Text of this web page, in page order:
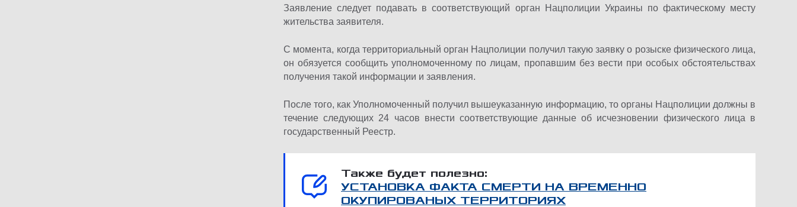
Заявление следует подавать в соответствующий орган Нацполиции Украины по фактическому месту
жительства заявителя.
С момента, когда территориальный орган Нацполиции получил такую ​​заявку о розыске физического лица,
он обязуется сообщить уполномоченному по лицам, пропавшим без вести при особых обстоятельствах
получения такой информации и заявления.
После того, как Уполномоченный получил вышеуказанную информацию, то органы Нацполиции должны в
течение следующих 24 часов внести соответствующие данные об исчезновении физического лица в
государственный Реестр.
Также будет полезно:
УСТАНОВКА ФАКТА СМЕРТИ НА ВРЕМЕННО
ОКУПИРОВАНЫХ ТЕРРИТОРИЯХ